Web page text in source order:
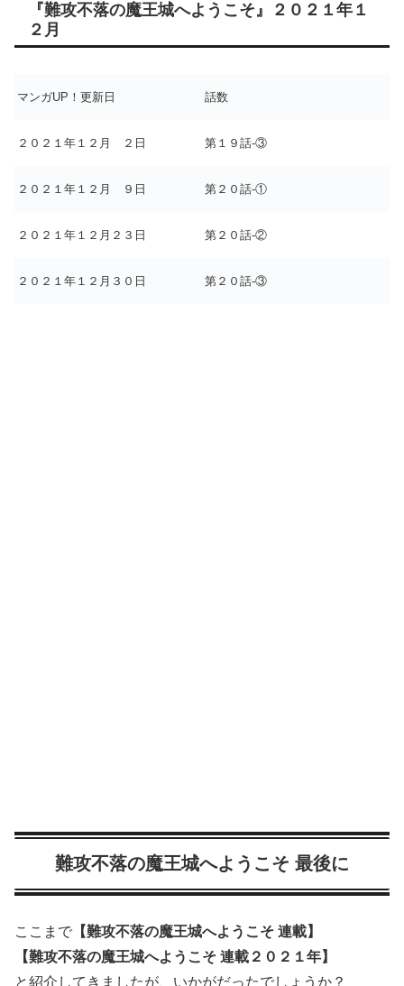
『難攻不落の魔王城へようこそ』２０２１年１
２月
マンガUP！更新日 話数
２０２１年１２月 ２日 第１９話-③
２０２１年１２月 ９日 第２０話-①
２０２１年１２月２３日 第２０話-②
２０２１年１２月３０日 第２０話-③
難攻不落の魔王城へようこそ 最後に
ここまで 【難攻不落の魔王城へようこそ 連載】
【難攻不落の魔王城へようこそ 連載２０２１年】
と紹介してきましたが、いかがだったでしょうか？